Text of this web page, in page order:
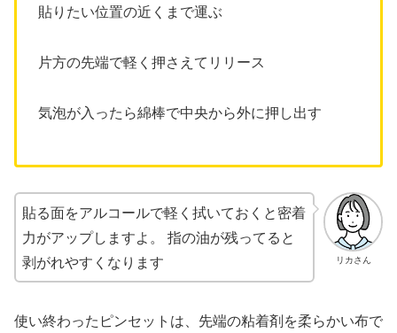
貼りたい位置の近くまで運ぶ
片方の先端で軽く押さえてリリース
気泡が入ったら綿棒で中央から外に押し出す
リカさん
貼る面をアルコールで軽く拭いておくと密着
力がアップしますよ。 指の油が残ってると
剥がれやすくなります
使い終わったピンセットは、先端の粘着剤を柔らかい布で